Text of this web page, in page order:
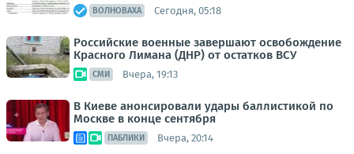
ВОЛНОВАХА Сегодня, 05:18
Российские военные завершают освобождение
Красного Лимана (ДНР) от остатков ВСУ
СМИ Вчера, 19:13
В Киеве анонсировали удары баллистикой по
Москве в конце сентября
ПАБЛИКИ Вчера, 20:14